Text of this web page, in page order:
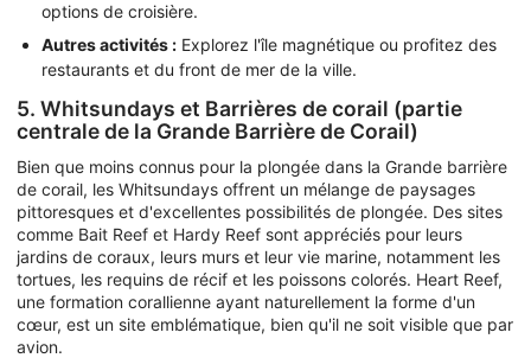
options de croisière.
Autres activités : Explorez l'île magnétique ou profitez des
restaurants et du front de mer de la ville.
5. Whitsundays et Barrières de corail (partie
centrale de la Grande Barrière de Corail)
Bien que moins connus pour la plongée dans la Grande barrière
de corail, les Whitsundays offrent un mélange de paysages
pittoresques et d'excellentes possibilités de plongée. Des sites
comme Bait Reef et Hardy Reef sont appréciés pour leurs
jardins de coraux, leurs murs et leur vie marine, notamment les
tortues, les requins de récif et les poissons colorés. Heart Reef,
une formation corallienne ayant naturellement la forme d'un
cœur, est un site emblématique, bien qu'il ne soit visible que par
avion.